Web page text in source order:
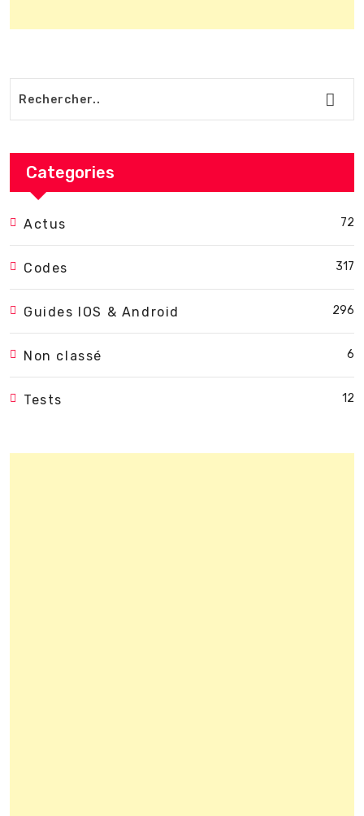
Categories
Actus 72
Codes 317
Guides IOS & Android 296
Non classé 6
Tests 12